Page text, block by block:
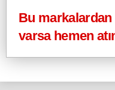
Bu
varsa hemen